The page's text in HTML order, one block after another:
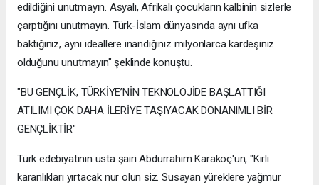
edildiğini unutmayın. Asyalı, Afrikalı çocukların kalbinin sizlerle
çarptığını unutmayın. Türk-İslam dünyasında aynı ufka
baktığınız, aynı ideallere inandığınız milyonlarca kardeşiniz
olduğunu unutmayın" şeklinde konuştu.
"BU GENÇLİK, TÜRKİYE’NİN TEKNOLOJİDE BAŞLATTIĞI
ATILIMI ÇOK DAHA İLERİYE TAŞIYACAK DONANIMLI BİR
GENÇLİKTİR"
Türk edebiyatının usta şairi Abdurrahim Karakoç'un, "Kirli
karanlıkları yırtacak nur olun siz. Susayan yüreklere yağmur